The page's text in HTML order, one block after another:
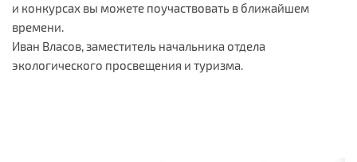
и конкурсах вы можете поучаствовать в ближайшем
времени.
Иван Власов, заместитель начальника отдела
экологического просвещения и туризма.